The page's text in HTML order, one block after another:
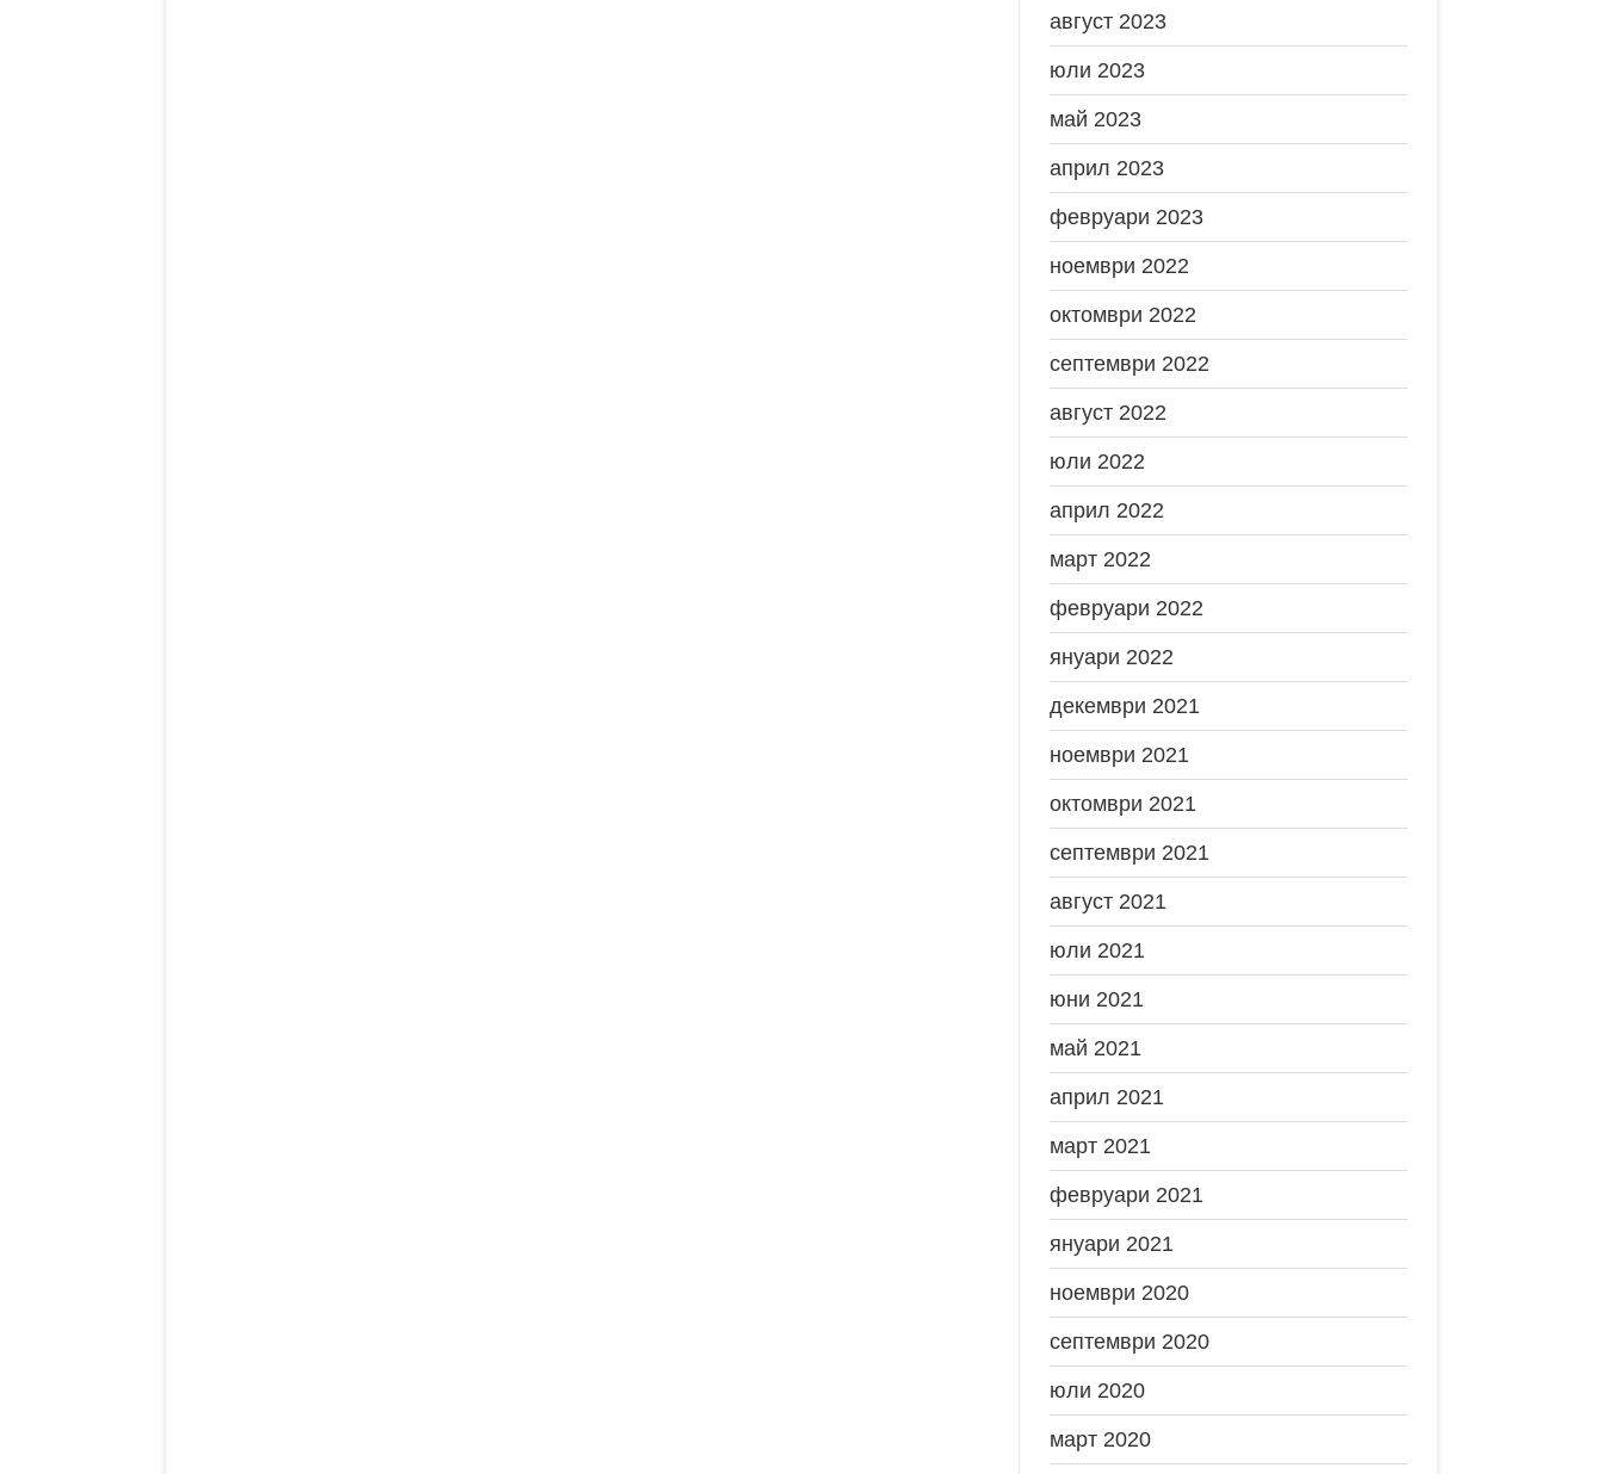
август 2023
юли 2023
май 2023
април 2023
февруари 2023
ноември 2022
октомври 2022
септември 2022
август 2022
юли 2022
април 2022
март 2022
февруари 2022
януари 2022
декември 2021
ноември 2021
октомври 2021
септември 2021
август 2021
юли 2021
юни 2021
май 2021
април 2021
март 2021
февруари 2021
януари 2021
ноември 2020
септември 2020
юли 2020
март 2020